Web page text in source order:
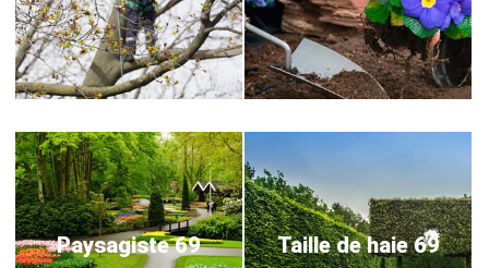
Paysagiste 69 Taille de haie 69